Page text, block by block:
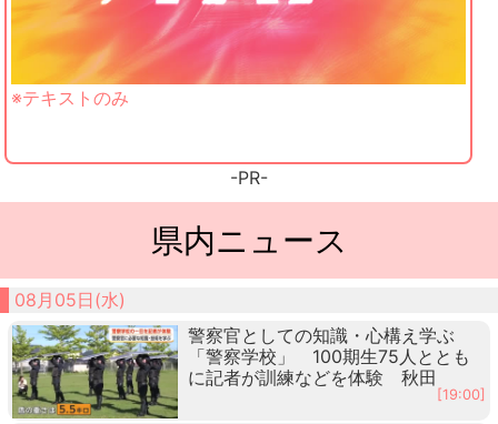
※テキストのみ
-PR-
県内ニュース
08月05日(水)
警察官としての知識・心構え学ぶ
「警察学校」 100期生75人ととも
に記者が訓練などを体験 秋田
[19:00]